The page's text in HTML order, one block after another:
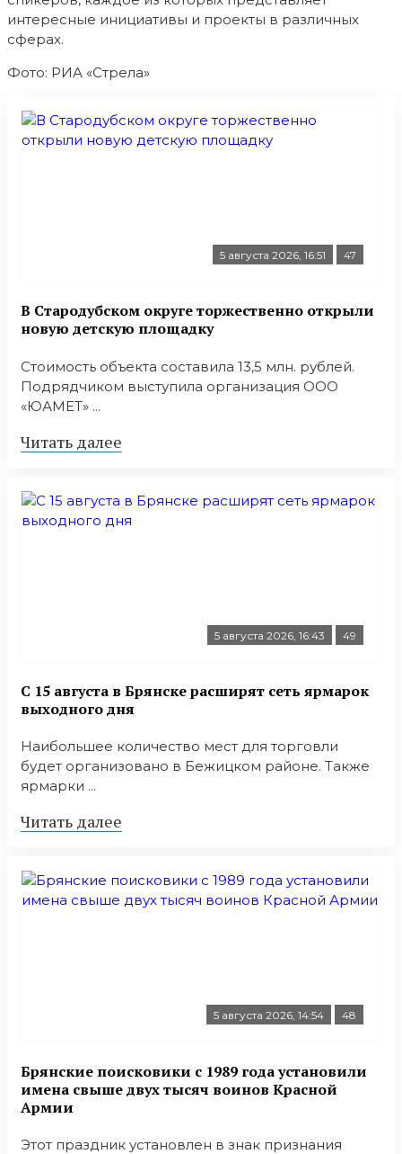
интересные инициативы и проекты в различных
сферах.
Фото: РИА «Стрела»
5 августа 2026, 16:51 47
В Стародубском округе торжественно открыли
новую детскую площадку
Стоимость объекта составила 13,5 млн. рублей.
Подрядчиком выступила организация ООО
«ЮАМЕТ» ...
Читать далее
5 августа 2026, 16:43 49
С 15 августа в Брянске расширят сеть ярмарок
выходного дня
Наибольшее количество мест для торговли
будет организовано в Бежицком районе. Также
ярмарки ...
Читать далее
5 августа 2026, 14:54 48
Брянские поисковики с 1989 года установили
имена свыше двух тысяч воинов Красной
Армии
Этот праздник установлен в знак признания